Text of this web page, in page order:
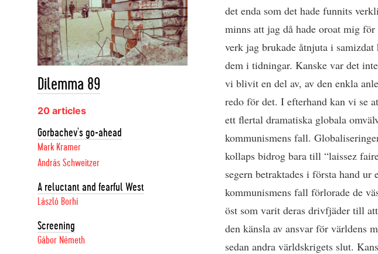
det enda som det hade funnits
minns att jag då hade oroat mig
verk jag brukade åtnjuta i
dem i tidningar. Kanske var det
vi blivit en del av, av den enkla
redo för det. I efterhand kan vi se
ett flertal dramatiska globala
kommunismens fall.
kollaps bidrog bara till “laissez
segern betraktades i första hand
kommunismens fall förlorade de
öst som varit deras drivfjäder till
den känsla av ansvar för världens
sedan andra världskrigets slut.
Dilemma 89
20 articles
Gorbachev's go-ahead
Mark Kramer
András Schweitzer
A reluctant and fearful West
László Borhi
Screening
Gábor Németh